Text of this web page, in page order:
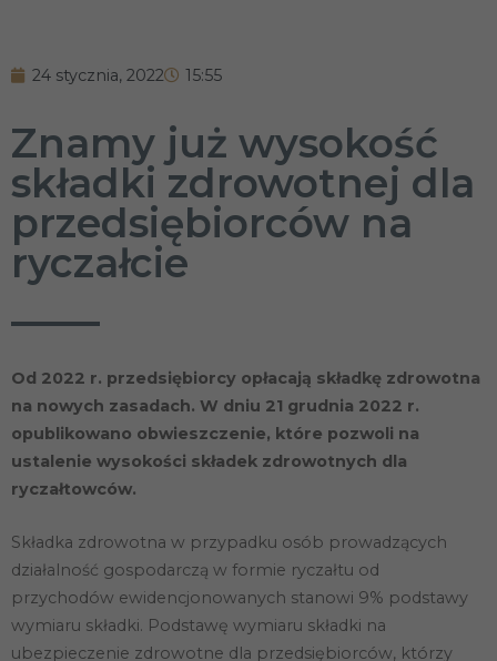
24 stycznia, 2022 15:55
Znamy już wysokość
składki zdrowotnej dla
przedsiębiorców na
ryczałcie
Od 2022 r. przedsiębiorcy opłacają składkę zdrowotna
na nowych zasadach. W dniu 21 grudnia 2022 r.
opublikowano obwieszczenie, które pozwoli na
ustalenie wysokości składek zdrowotnych dla
ryczałtowców.
Składka zdrowotna w przypadku osób prowadzących
działalność gospodarczą w formie ryczałtu od
przychodów ewidencjonowanych stanowi 9% podstawy
wymiaru składki. Podstawę wymiaru składki na
ubezpieczenie zdrowotne dla przedsiębiorców, którzy